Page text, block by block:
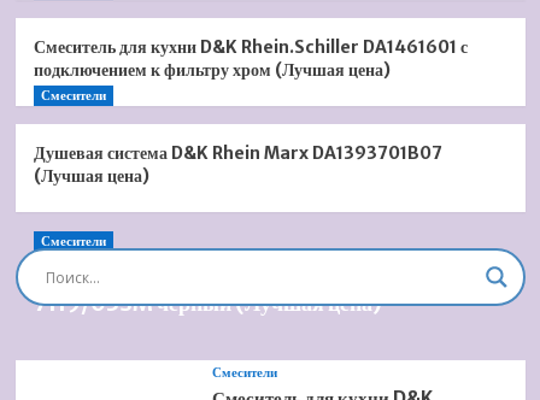
Смеситель для кухни D&K Rhein.Schiller DA1461601 с
подключением к фильтру хром (Лучшая цена)
Смесители
Душевая система D&K Rhein Marx DA1393701B07
(Лучшая цена)
Смесители
Душевая система встроенная Timo Briana SX-
7119/03SM черный (Лучшая цена)
Смесители